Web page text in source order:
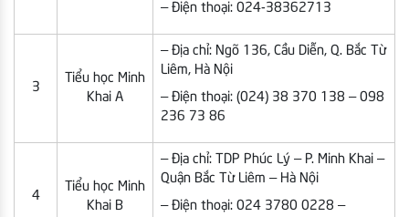
– Điện thoại: 024-38362713
3
Tiểu học Minh
Khai A
– Địa chỉ: Ngõ 136, Cầu Diễn, Q. Bắc Từ
Liêm, Hà Nội
– Điện thoại: (024) 38 370 138 – 098
236 73 86
4
Tiểu học Minh
Khai B
– Địa chỉ: TDP Phúc Lý – P. Minh Khai –
Quận Bắc Từ Liêm – Hà Nội
– Điện thoại: 024 3780 0228 –